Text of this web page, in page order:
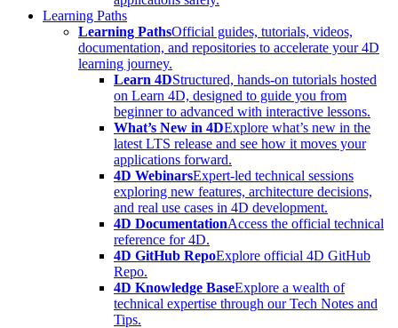
Learning Paths
Learning PathsOfficial guides, tutorials, videos,
documentation, and repositories to accelerate your 4D
learning journey.
Learn 4DStructured, hands-on tutorials hosted
on Learn 4D, designed to guide you from
beginner to advanced with interactive lessons.
What’s New in 4DExplore what’s new in the
latest LTS release and see how it moves your
applications forward.
4D WebinarsExpert-led technical sessions
exploring new features, architecture decisions,
and real use cases in 4D development.
4D DocumentationAccess the official technical
reference for 4D.
4D GitHub RepoExplore official 4D GitHub
Repo.
4D Knowledge BaseExplore a wealth of
technical expertise through our Tech Notes and
Tips.